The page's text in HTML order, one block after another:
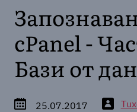
cPanel -
Бази от
25.07.2017